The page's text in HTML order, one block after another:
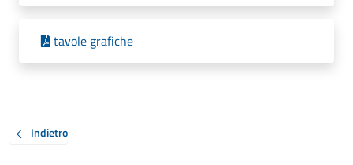
tavole grafiche
Indietro